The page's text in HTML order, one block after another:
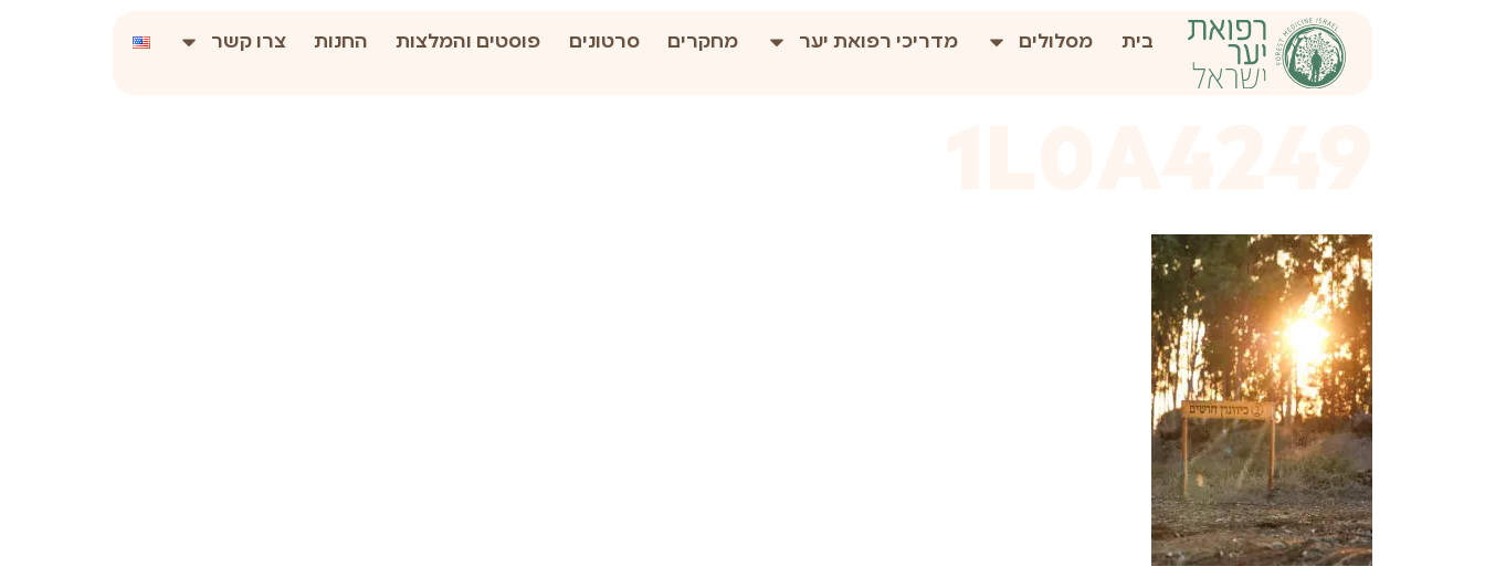
בית
מסלולים מדריכי רפואת יער מחקרים סרטונים פוסטים והמלצות החנות צרו קשר